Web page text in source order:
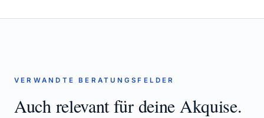
VERWANDTE BERATUNGSFELDER
Auch relevant für deine Akquise.